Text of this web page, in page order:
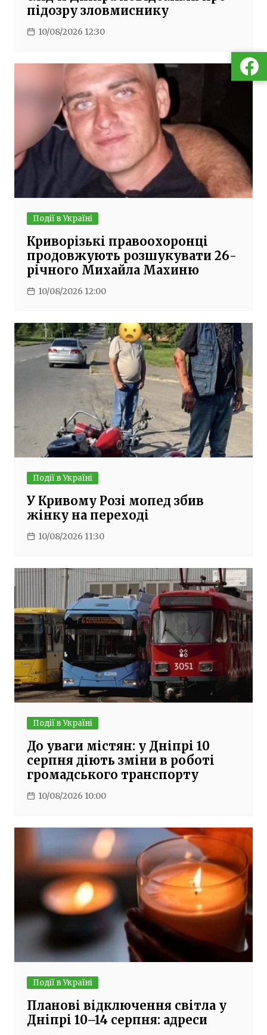
підозру зловмиснику
10/08/2026 12:30
Події в Україні
Криворізькі правоохоронці
продовжують розшукувати 26-
річного Михайла Махиню
10/08/2026 12:00
Події в Україні
У Кривому Розі мопед збив
жінку на переході
10/08/2026 11:30
Події в Україні
До уваги містян: у Дніпрі 10
серпня діють зміни в роботі
громадського транспорту
10/08/2026 10:00
Події в Україні
Планові відключення світла у
Дніпрі 10–14 серпня: адреси